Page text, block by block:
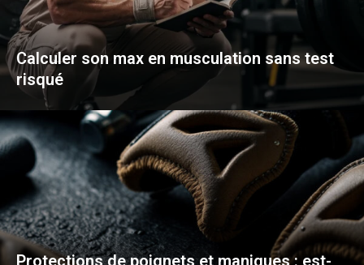
Calculer son max en musculation sans test
risqué
Protections de poignets et maniques : est-